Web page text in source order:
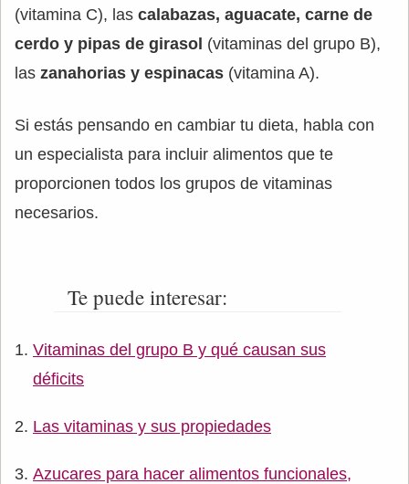
(vitamina C), las calabazas, aguacate, carne de
cerdo y pipas de girasol (vitaminas del grupo B),
las zanahorias y espinacas (vitamina A).
Si estás pensando en cambiar tu dieta, habla con
un especialista para incluir alimentos que te
proporcionen todos los grupos de vitaminas
necesarios.
Te puede interesar:
Vitaminas del grupo B y qué causan sus
déficits
Las vitaminas y sus propiedades
Azucares para hacer alimentos funcionales,